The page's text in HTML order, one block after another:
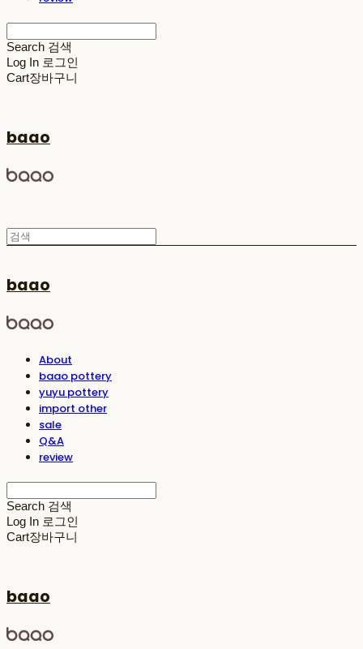
Search 검색
Log In 로그인
Cart장바구니
baao
baao
About
baao pottery
yuyu pottery
import other
sale
Q&A
review
Search 검색
Log In 로그인
Cart장바구니
baao